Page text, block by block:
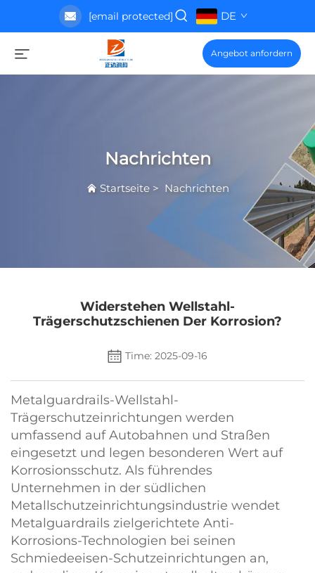
[email protected] DE
Angebot anfordern
Nachrichten
Startseite> Nachrichten
Widerstehen Wellstahl-
Trägerschutzschienen Der Korrosion?
Time: 2025-09-16
Metalguardrails-Wellstahl-
Trägerschutzeinrichtungen werden
umfassend auf Autobahnen und Straßen
eingesetzt und legen besonderen Wert auf
Korrosionsschutz. Als führendes
Unternehmen in der südlichen
Metallschutzeinrichtungsindustrie wendet
Metalguardrails zielgerichtete Anti-
Korrosions-Technologien bei seinen
Schmiedeeisen-Schutzeinrichtungen an,